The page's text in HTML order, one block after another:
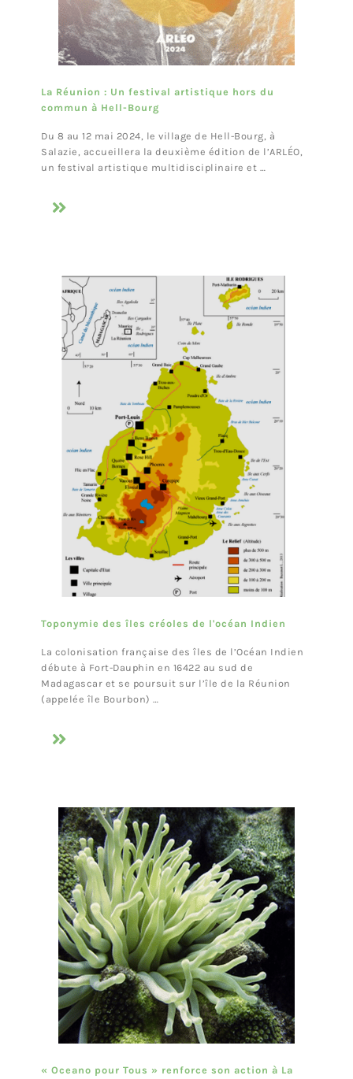
La Réunion : Un festival artistique hors du
commun à Hell-Bourg
Du 8 au 12 mai 2024, le village de Hell-Bourg, à
Salazie, accueillera la deuxième édition de l’ARLÉO,
un festival artistique multidisciplinaire et …
Toponymie des îles créoles de l'océan Indien
La colonisation française des îles de l’Océan Indien
débute à Fort-Dauphin en 16422 au sud de
Madagascar et se poursuit sur l’île de la Réunion
(appelée île Bourbon) …
« Oceano pour Tous » renforce son action à La